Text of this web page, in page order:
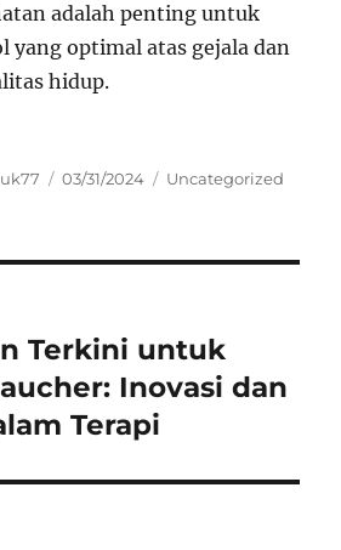
adalah penting untuk
yang optimal atas gejala dan
hidup.
Posted
03/31/2024 Categories
Uncategorized
Terkini untuk
Inovasi dan
Terapi